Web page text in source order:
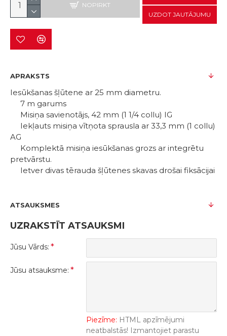
NOPIRKT
UZDOT JAUTĀJUMU
APRAKSTS
Iesūkšanas šļūtene ar 25 mm diametru.
7 m garums
Misiņa savienotājs, 42 mm (1 1/4 collu) IG
Iekļauts misiņa vītņota sprausla ar 33,3 mm (1 collu)
AG
Komplektā misiņa iesūkšanas grozs ar integrētu
pretvārstu.
Ietver divas tērauda šļūtenes skavas drošai fiksācijai
ATSAUKSMES
UZRAKSTĪT ATSAUKSMI
Jūsu Vārds:
Jūsu atsauksme:
Piezīme: HTML apzīmējumi
neatbalstās! Izmantojiet parastu